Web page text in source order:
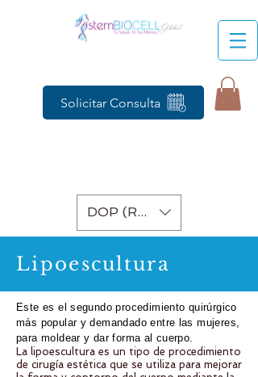
Solicitar Consulta
DOP (RD$)
Lipoescultura
Este es el segundo procedimiento quirúrgico
más popular y demandado entre las mujeres,
para moldear y dar forma al cuerpo.
La lipoescultura es un tipo de procedimiento
de cirugía estética que se utiliza para mejorar